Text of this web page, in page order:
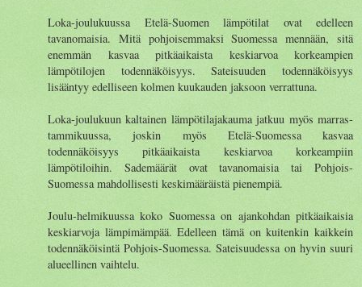
Loka-joulukuussa Etelä-Suomen lämpötilat ovat edelleen
tavanomaisia. Mitä pohjoisemmaksi Suomessa mennään, sitä
enemmän kasvaa pitkäaikaista keskiarvoa korkeampien
lämpötilojen todennäköisyys. Sateisuuden todennäköisyys
lisääntyy edelliseen kolmen kuukauden jaksoon verrattuna.
Loka-joulukuun kaltainen lämpötilajakauma jatkuu myös marras-
tammikuussa, joskin myös Etelä-Suomessa kasvaa
todennäköisyys pitkäaikaista keskiarvoa korkeampiin
lämpötiloihin. Sademäärät ovat tavanomaisia tai Pohjois-
Suomessa mahdollisesti keskimääräistä pienempiä.
Joulu-helmikuussa koko Suomessa on ajankohdan pitkäaikaisia
keskiarvoja lämpimämpää. Edelleen tämä on kuitenkin kaikkein
todennäköisintä Pohjois-Suomessa. Sateisuudessa on hyvin suuri
alueellinen vaihtelu.